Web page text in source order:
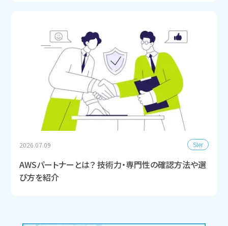
2026.07.09 SIer
AWSパートナーとは？ 技術力・専門性の確認方法や選
び方を紹介